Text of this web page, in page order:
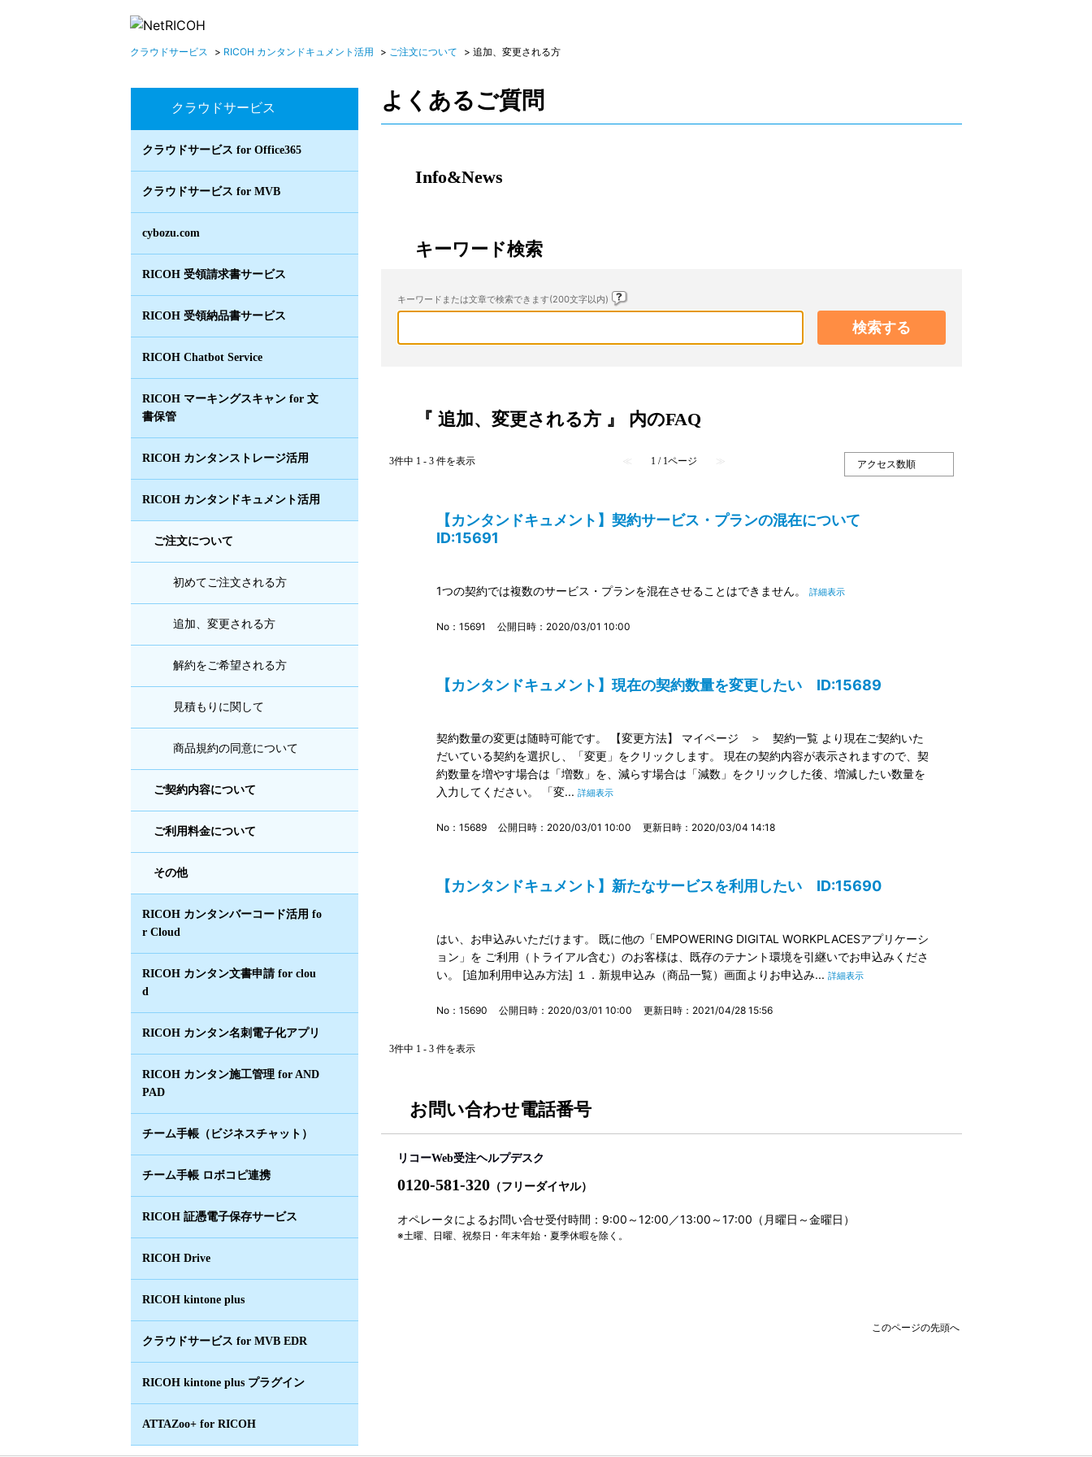
クラウドサービス > RICOH カンタンドキュメント活用 > ご注文について > 追加、変更される方
クラウドサービス
クラウドサービス for Office365
クラウドサービス for MVB
cybozu.com
RICOH 受領請求書サービス
RICOH 受領納品書サービス
RICOH Chatbot Service
RICOH マーキングスキャン for 文
書保管
RICOH カンタンストレージ活用
RICOH カンタンドキュメント活用
ご注文について
初めてご注文される方
追加、変更される方
解約をご希望される方
見積もりに関して
商品規約の同意について
ご契約内容について
ご利用料金について
その他
RICOH カンタンバーコード活用 fo
r Cloud
RICOH カンタン文書申請 for clou
d
RICOH カンタン名刺電子化アプリ
RICOH カンタン施工管理 for AND
PAD
チーム手帳（ビジネスチャット）
チーム手帳 ロボコピ連携
RICOH 証憑電子保存サービス
RICOH Drive
RICOH kintone plus
クラウドサービス for MVB EDR
RICOH kintone plus プラグイン
ATTAZoo+ for RICOH
よくあるご質問
Info&News
キーワード検索
キーワードまたは文章で検索できます(200文字以内)
『 追加、変更される方 』 内のFAQ
3件中 1 - 3 件を表示 ≪ 1 / 1ページ ≫
【カンタンドキュメント】契約サービス・プランの混在について
ID:15691
1つの契約では複数のサービス・プランを混在させることはできません。 詳細表示
No：15691 公開日時：2020/03/01 10:00
【カンタンドキュメント】現在の契約数量を変更したい ID:15689
契約数量の変更は随時可能です。 【変更方法】 マイページ ＞ 契約一覧 より現在ご契約いた
だいている契約を選択し、「変更」をクリックします。 現在の契約内容が表示されますので、契
約数量を増やす場合は「増数」を、減らす場合は「減数」をクリックした後、増減したい数量を
入力してください。 「変... 詳細表示
No：15689 公開日時：2020/03/01 10:00 更新日時：2020/03/04 14:18
【カンタンドキュメント】新たなサービスを利用したい ID:15690
はい、お申込みいただけます。 既に他の「EMPOWERING DIGITAL WORKPLACESアプリケーシ
ョン」を ご利用（トライアル含む）のお客様は、既存のテナント環境を引継いでお申込みくださ
い。 [追加利用申込み方法] １．新規申込み（商品一覧）画面よりお申込み... 詳細表示
No：15690 公開日時：2020/03/01 10:00 更新日時：2021/04/28 15:56
3件中 1 - 3 件を表示
お問い合わせ電話番号
リコーWeb受注ヘルプデスク
0120-581-320 （フリーダイヤル）
オペレータによるお問い合せ受付時間：9:00～12:00／13:00～17:00（月曜日～金曜日）
※土曜、日曜、祝祭日・年末年始・夏季休暇を除く。
このページの先頭へ